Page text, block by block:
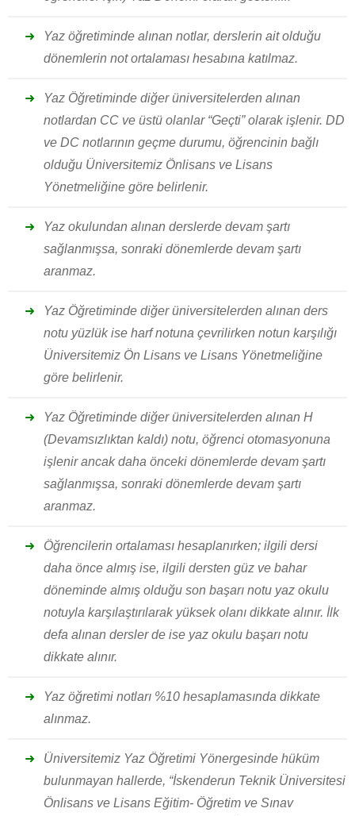
Yaz öğretiminde alınan notlar, derslerin ait olduğu
dönemlerin not ortalaması hesabına katılmaz.
Yaz Öğretiminde diğer üniversitelerden alınan
notlardan CC ve üstü olanlar “Geçti” olarak işlenir. DD
ve DC notlarının geçme durumu, öğrencinin bağlı
olduğu Üniversitemiz Önlisans ve Lisans
Yönetmeliğine göre belirlenir.
Yaz okulundan alınan derslerde devam şartı
sağlanmışsa, sonraki dönemlerde devam şartı
aranmaz.
Yaz Öğretiminde diğer üniversitelerden alınan ders
notu yüzlük ise harf notuna çevrilirken notun karşılığı
Üniversitemiz Ön Lisans ve Lisans Yönetmeliğine
göre belirlenir.
Yaz Öğretiminde diğer üniversitelerden alınan H
(Devamsızlıktan kaldı) notu, öğrenci otomasyonuna
işlenir ancak daha önceki dönemlerde devam şartı
sağlanmışsa, sonraki dönemlerde devam şartı
aranmaz.
Öğrencilerin ortalaması hesaplanırken; ilgili dersi
daha önce almış ise, ilgili dersten güz ve bahar
döneminde almış olduğu son başarı notu yaz okulu
notuyla karşılaştırılarak yüksek olanı dikkate alınır. İlk
defa alınan dersler de ise yaz okulu başarı notu
dikkate alınır.
Yaz öğretimi notları %10 hesaplamasında dikkate
alınmaz.
Üniversitemiz Yaz Öğretimi Yönergesinde hüküm
bulunmayan hallerde, “İskenderun Teknik Üniversitesi
Önlisans ve Lisans Eğitim- Öğretim ve Sınav